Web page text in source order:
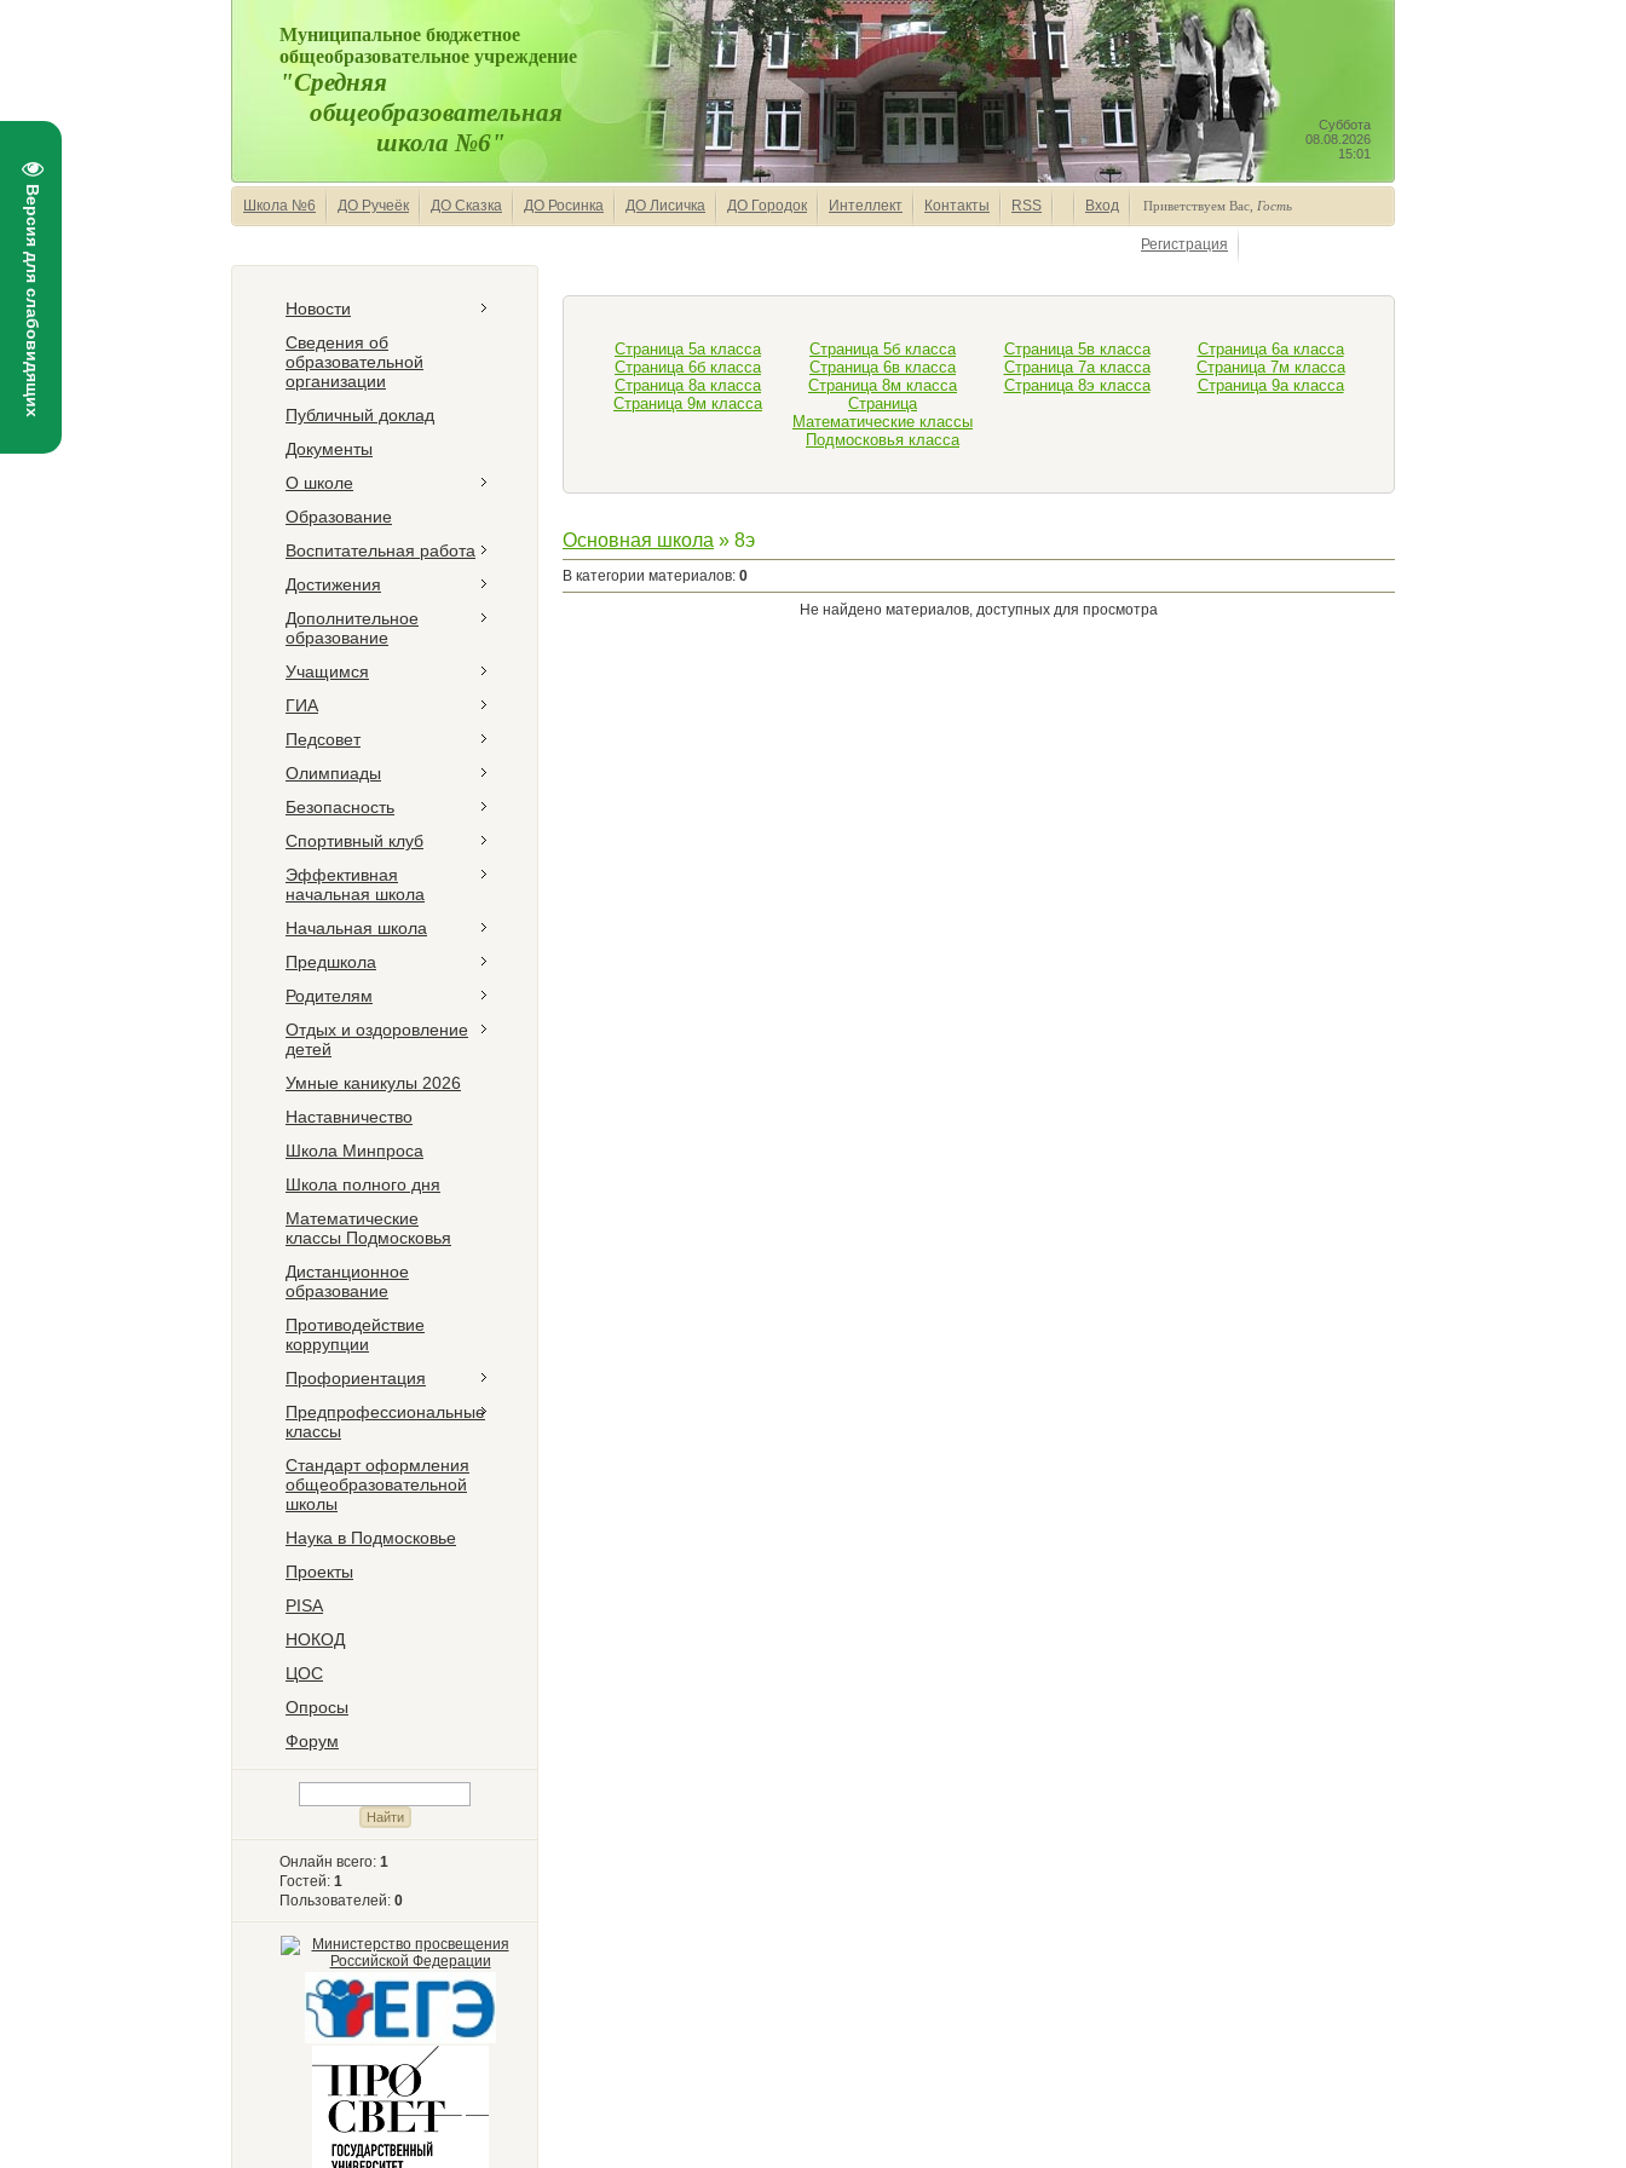
Версия для слабовидящих
Суббота
08.08.2026
15:01
Муниципальное бюджетное
общеобразовательное учреждение
"Средняя
общеобразовательная
школа №6"
Школа №6 ДО Ручеёк ДО Сказка ДО Росинка ДО Лисичка ДО Городок Интеллект Контакты RSS Приветствуем Вас Гость
Вход
Регистрация
Новости
Сведения об
образовательной
организации
Публичный доклад
Документы
О школе
Образование
Воспитательная работа
Достижения
Дополнительное
образование
Учащимся
ГИА
Педсовет
Олимпиады
Безопасность
Спортивный клуб
Эффективная
начальная школа
Начальная школа
Предшкола
Родителям
Отдых и оздоровление
детей
Умные каникулы 2026
Наставничество
Школа Минпроса
Школа полного дня
Математические
классы Подмосковья
Дистанционное
образование
Противодействие
коррупции
Профориентация
Предпрофессиональные
классы
Стандарт оформления
общеобразовательной
школы
Наука в Подмосковье
Проекты
PISA
НОКОД
ЦОС
Опросы
Форум
Онлайн всего: 1
Гостей: 1
Пользователей: 0
Страница 5а класса Страница 5б класса Страница 5в класса
Страница 6а класса
Страница 6б класса
Страница 6в класса Страница 7а класса
Страница 7м класса
Страница 8а класса
Страница 8м класса Страница 8э класса
Страница 9а класса
Страница 9м класса
Страница
Математические классы
Подмосковья класса
Основная школа » 8э
В категории материалов: 0
Не найдено материалов, доступных для просмотра